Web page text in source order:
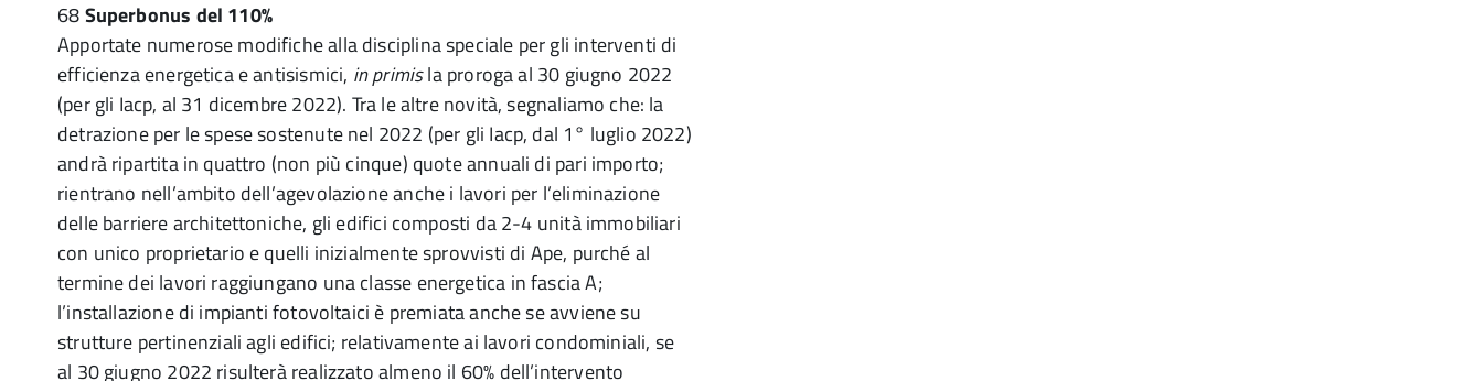
68Superbonus del 110%
Apportate numerose modifiche alla disciplina speciale per gli interventi di
efficienza energetica e antisismici, in primisla proroga al 30 giugno 2022
(per gli Iacp, al 31 dicembre 2022). Tra le altre novità, segnaliamo che: la
detrazione per le spese sostenute nel 2022 (per gli Iacp, dal 1° luglio 2022)
andrà ripartita in quattro (non più cinque) quote annuali di pari importo;
rientrano nell’ambito dell’agevolazione anche i lavori per l’eliminazione
delle barriere architettoniche, gli edifici composti da 2-4 unità immobiliari
con unico proprietario e quelli inizialmente sprovvisti di Ape, purché al
termine dei lavori raggiungano una classe energetica in fascia A;
l’installazione di impianti fotovoltaici è premiata anche se avviene su
strutture pertinenziali agli edifici; relativamente ai lavori condominiali, se
al 30 giugno 2022 risulterà realizzato almeno il 60% dell’intervento